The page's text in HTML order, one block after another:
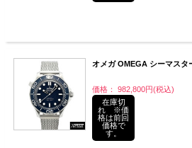
オメガ OMEGA シーマスタ
価格： 982,800円(税込)
在庫切
れ ※価
格は前回
価格で
す。